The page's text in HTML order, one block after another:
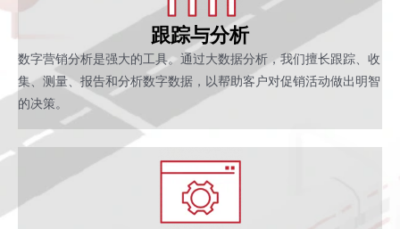
跟踪与分析
数字营销分析是强大的工具。通过大数据分析，我们擅长跟踪、收
集、测量、报告和分析数字数据，以帮助客户对促销活动做出明智
的决策。